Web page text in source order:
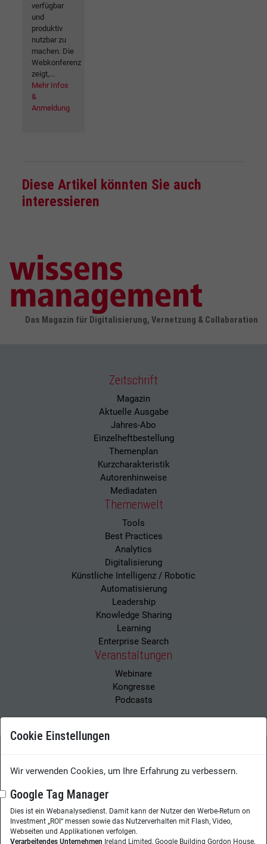
verfügbar
und
produktiv
nutzbar zu
machen. Die
Webkonferenz
zeigt,...
Mehr Infos
&
Anmeldung
Diese Artikel könnten Sie auch
interessieren
Das Magazin für Digitalisierung, Vernetzung & Collaboration
Zeitschrift
Magazin
Aktuelle Ausgabe
Jahres-Abo
Einzelheftbestellung
Themenplan
Kurzcharakteristik
Autorenhinweise
Mediadaten
Themenwelt
Tools
Best Practices
Analytics
Digitalisierung
Künstliche Intelligenz / Robotic
Automatisierung
Leadership
Knowledge Sharing
Learning
Enterprise Search
Veranstaltungen
Webinare
Kongresse
Podcasts
Wissensmanagement Magazin
Impressum
Herausgeberin:Nicole Lehnert
Westheimer Str. 18
Cookie Einstellungen
Wir verwenden Cookies, um Ihre Erfahrung zu verbessern.
Google Tag Manager
Dies ist ein Webanalysedienst. Damit kann der Nutzer den Werbe-Return on
Investment „ROI“ messen sowie das Nutzerverhalten mit Flash, Video,
Webseiten und Applikationen verfolgen.
Verarbeitendes Unternehmen Ireland Limited, Google Building Gordon House,